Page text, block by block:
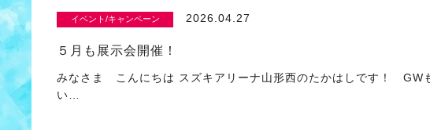
イベント/キャンペーン 2026.04.27
５月も展示会開催！
みなさま こんにちは スズキアリーナ山形西のたかはしです！ GW
い…